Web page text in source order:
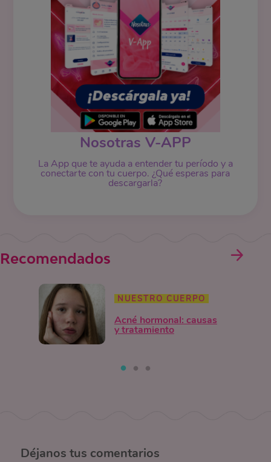
Nosotras V-APP
La App que te ayuda a entender tu período y a
conectarte con tu cuerpo. ¿Qué esperas para
descargarla?
Recomendados
NUESTRO CUERPO
Acné hormonal: causas
y tratamiento
Déjanos tus comentarios